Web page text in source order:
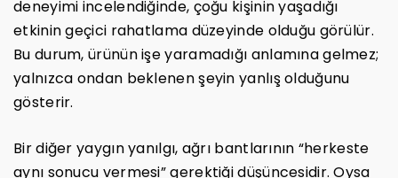
deneyimi incelendiğinde, çoğu kişinin yaşadığı
etkinin geçici rahatlama düzeyinde olduğu görülür.
Bu durum, ürünün işe yaramadığı anlamına gelmez;
yalnızca ondan beklenen şeyin yanlış olduğunu
gösterir.
Bir diğer yaygın yanılgı, ağrı bantlarının “herkeste
aynı sonucu vermesi” gerektiği düşüncesidir. Oysa